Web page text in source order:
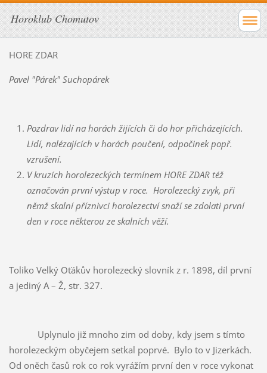
Horoklub Chomutov
HORE ZDAR
Pavel "Párek" Suchopárek
Pozdrav lidí na horách žijících či do hor přicházejících.
Lidí, nalézajících v horách poučení, odpočinek popř.
vzrušení.
V kruzích horolezeckých termínem HORE ZDAR též
označován první výstup v roce. Horolezecký zvyk, při
němž skalní příznivci horolezectví snaží se zdolati první
den v roce některou ze skalních věží.
Toliko Velký Oťákův horolezecký slovník z r. 1898, díl první
a jediný A – Ž, str. 327.
Uplynulo již mnoho zim od doby, kdy jsem s tímto
horolezeckým obyčejem setkal poprvé. Bylo to v Jizerkách.
Od oněch časů rok co rok vyrážím první den v roce vykonat